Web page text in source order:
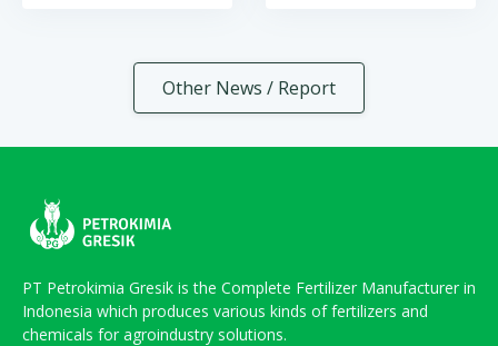
Other News / Report
PT Petrokimia Gresik is the Complete Fertilizer Manufacturer in
Indonesia which produces various kinds of fertilizers and
chemicals for agroindustry solutions.